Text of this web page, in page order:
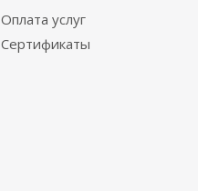
Оплата услуг
Сертификаты